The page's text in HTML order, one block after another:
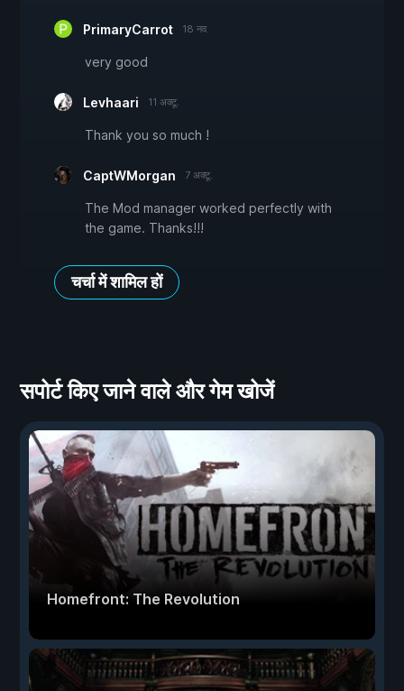
PrimaryCarrot 18 नव.
very good
Levhaari 11 अक्टू.
Thank you so much !
CaptWMorgan 7 अक्टू.
The Mod manager worked perfectly with
the game. Thanks!!!
चर्चा में शामिल हों
सपोर्ट किए जाने वाले और गेम खोजें
Homefront: The Revolution